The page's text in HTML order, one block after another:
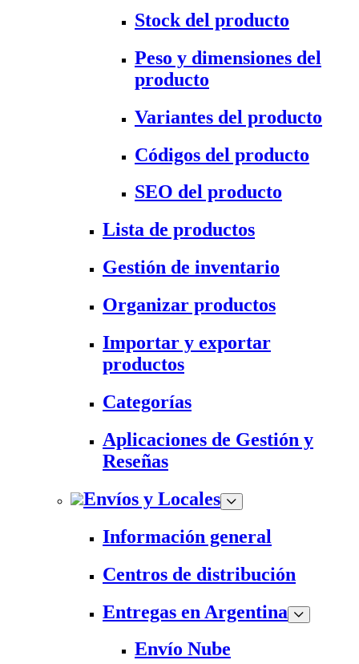
Stock del producto
Peso y dimensiones del
producto
Variantes del producto
Códigos del producto
SEO del producto
Lista de productos
Gestión de inventario
Organizar productos
Importar y exportar
productos
Categorías
Aplicaciones de Gestión y
Reseñas
Envíos y Locales
Información general
Centros de distribución
Entregas en Argentina
Envío Nube